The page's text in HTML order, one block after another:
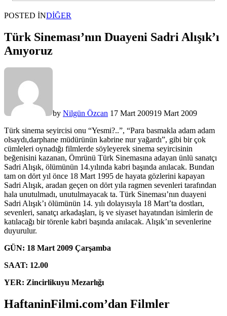
POSTED INDIĞER
Türk Sineması’nın Duayeni Sadri Alışık’ı
Anıyoruz
by Nilgün Özcan 17 Mart 200919 Mart 2009
Türk sinema seyircisi onu “Yesmi?..”, “Para basmakla adam adam
olsaydı,darphane müdürünün kabrine nur yağardı”, gibi bir çok
cümleleri oynadığı filmlerde söyleyerek sinema seyircisinin
beğenisini kazanan, Ömrünü Türk Sinemasına adayan ünlü sanatçı
Sadri Alışık, ölümünün 14.yılında kabri başında anılacak. Bundan
tam on dört yıl önce 18 Mart 1995 de hayata gözlerini kapayan
Sadri Alışık, aradan geçen on dört yıla ragmen sevenleri tarafından
hala unutulmadı, unutulmayacak ta. Türk Sineması’nın duayeni
Sadri Alışık’ı ölümünün 14. yılı dolayısıyla 18 Mart’ta dostları,
sevenleri, sanatçı arkadaşları, iş ve siyaset hayatından isimlerin de
katılacağı bir törenle kabri başında anılacak. Alışık’ın sevenlerine
duyurulur.
GÜN: 18 Mart 2009 Çarşamba
SAAT: 12.00
YER: Zincirlikuyu Mezarlığı
HaftaninFilmi.com’dan Filmler